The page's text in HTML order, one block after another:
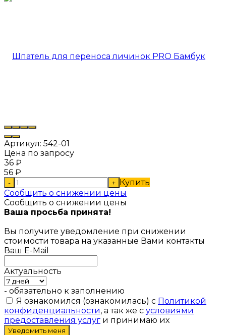
Артикул: 542-01
Цена по запросу
36 ₽
56 ₽
- + Купить
Сообщить о снижении цены
Сообщить о снижении цены
Ваша просьба принята!
Вы получите уведомление при снижении
стоимости товара на указанные Вами контакты
Ваш E-Mail
Актуальность
- обязательно к заполнению
Я ознакомился (ознакомилась) с Политикой
конфиденциальности, а так же с условиями
предоставления услуг и принимаю их